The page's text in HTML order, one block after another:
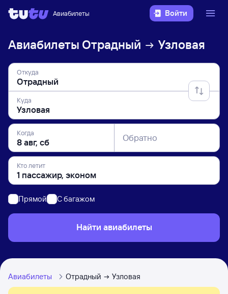
Авиабилеты Войти
Авиабилеты Отрадный Узловая
Откуда
Куда
Когда Обратно
Кто летит
Прямой C багажом
Найти авиабилеты
Авиабилеты Отрадный Узловая